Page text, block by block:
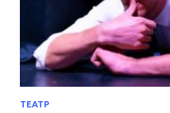
ТЕАТР